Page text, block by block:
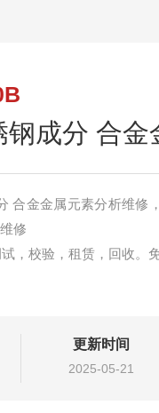
成分 合
合金金属元素分析维修
修
，校验，租赁，回收。
更新时间
2025-05-21